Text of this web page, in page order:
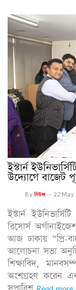
ইস্টার্ন
উদ্যোগে বাজেট
Byনিউজ -- 22
ইস্টার্ন
রিসোর্স
আজ ঢাকায় “প্রি-
আলোচনা সভা
শিক্ষাবিদ,
অংশগ্রহণ করেন